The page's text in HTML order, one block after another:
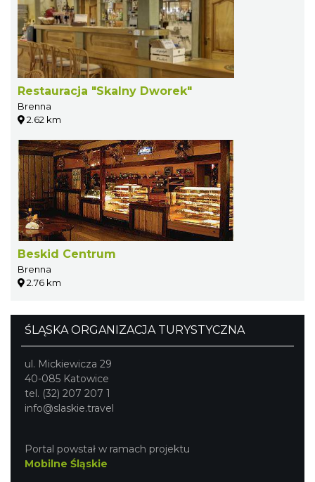
Restauracja "Skalny Dworek"
Brenna
2.62 km
Beskid Centrum
Brenna
2.76 km
ŚLĄSKA ORGANIZACJA TURYSTYCZNA
ul. Mickiewicza 29
40-085 Katowice
tel. (32) 207 207 1
info@slaskie.travel
Portal powstał w ramach projektu
Mobilne Śląskie